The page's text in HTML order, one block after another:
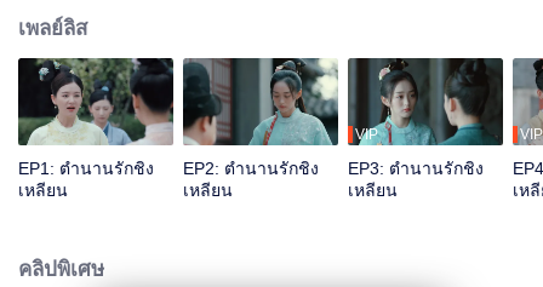
เมตตาฝักใฝ่ประชาของเฮ่อเหลียนซิ่น จึงตัดสินใจอยู่ช่วยเขาทำตามอุดมการณ์
เพลย์ลิส
EP1: ตำนานรักชิง
เหลียน
EP2: ตำนานรักชิง
เหลียน
VIP
EP3: ตำนานรักชิง
เหลียน
VIP
เห
คลิปพิเศษ